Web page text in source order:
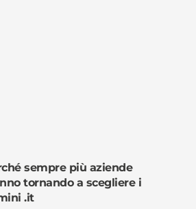
sempre più aziende
tornando a scegliere i
.it